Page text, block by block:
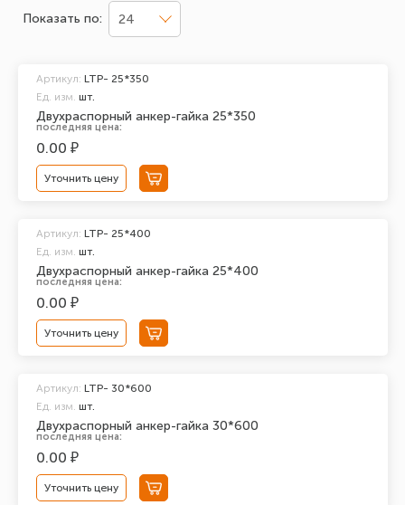
Показать по: 24
Двухраспорный анкер-гайка 25*350
Артикул: LTP- 25*350
Ед. изм. шт.
последняя цена:
0.00 ₽
Уточнить цену
Двухраспорный анкер-гайка 25*400
Артикул: LTP- 25*400
Ед. изм. шт.
последняя цена:
0.00 ₽
Уточнить цену
Двухраспорный анкер-гайка 30*600
Артикул: LTP- 30*600
Ед. изм. шт.
последняя цена:
0.00 ₽
Уточнить цену